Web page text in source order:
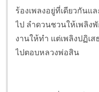
ร้องเพลงอยู่ที่เดียวกัน
ไป ลำดวนชวนให้เพลิง
งานให้ทำ แต่เพลิงปฏิเ
ไปตอบหลวงพ่อสิน